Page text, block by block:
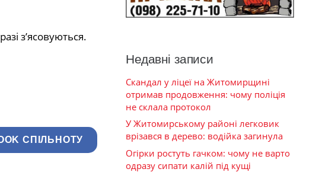
з’ясовуються.
СПІЛЬНОТУ
Недавні записи
Скандал у ліцеї на Житомирщині
отримав продовження: чому поліція
не склала протокол
У Житомирському районі легковик
врізався в дерево: водійка загинула
Огірки ростуть гачком: чому не варто
одразу сипати калій під кущі